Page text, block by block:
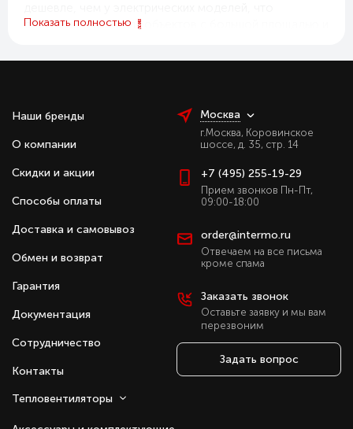
особенно важно для объектов с большой площадью и
востребованными в торговых центрах, складских
Завесы от ведущих брендов
На нашем сайте представлены завесы ведущих
брендов климатической техники: Тепломаш, Ballu,
Sonniger, WING и Греерс. Каждая марка имеет свои
особенности: Тепломаш выпускает широкий спектр
современный дизайн и автоматизацию, Sonniger
предлагает европейский подход к
энергоэффективности, WING известен стильным
корпусом и производительностью, а Греерс
зарекомендовал себя как надёжный производитель
решений для промышленных предприятий.
Использование водяных тепловых завес этих брендов
не только снижает теплопотери, но и повышает
эффективность инженерных систем, создаёт комфорт
для сотрудников и посетителей, а также
Показать полностью
Наши бренды
О компании
Скидки и акции
Способы оплаты
Доставка и самовывоз
Обмен и возврат
Гарантия
Документация
Сотрудничество
Контакты
Тепловентиляторы
Москва
г.Москва, Коровинское
шоссе, д. 35, стр. 14
+7 (495) 255-19-29
Прием звонков Пн-Пт,
09:00-18:00
order@intermo.ru
Отвечаем на все письма
кроме спама
Заказать звонок
Оставьте заявку и мы вам
перезвоним
Задать вопрос